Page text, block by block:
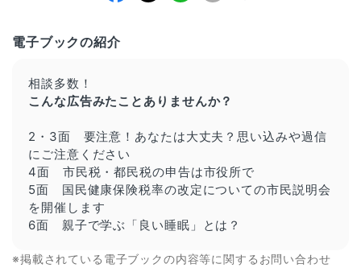
電子ブックの紹介
相談多数！
こんな広告みたことありませんか？
2・3面 要注意！あなたは大丈夫？思い込みや過信
にご注意ください
4面 市民税・都民税の申告は市役所で
5面 国民健康保険税率の改定についての市民説明会
を開催します
6面 親子で学ぶ「良い睡眠」とは？
※掲載されている電子ブックの内容等に関するお問い合わせ